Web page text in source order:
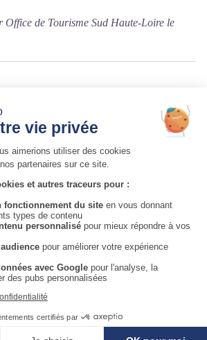
Voir la carte
Office de Tourisme Sud Haute-Loire le
Nicolas
04 71 57 32 22
Tourisme